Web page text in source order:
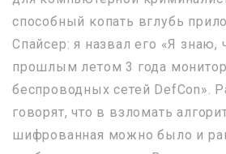
способный копать вглубь
Спайсер: я назвал его «Я знаю,
прошлым летом 3 года
беспроводных сетей DefCon».
говорят, что в взломать
шифрованная можно было и